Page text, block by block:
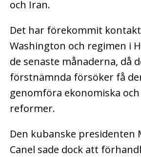
och Iran.
Det har förekommit
Washington och regimen i
de senaste månaderna, då
förstnämnda försöker få
genomföra ekonomiska
reformer.
Den kubanske presidenten
Canel sade dock att